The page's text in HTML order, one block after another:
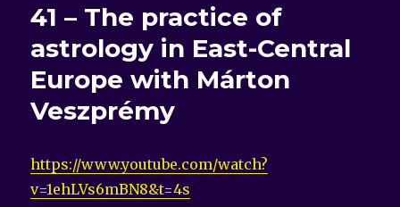
41 – The practice of
astrology in East-Central
Europe with Márton
Veszprémy
https://www.youtube.com/watch?
v=1ehLVs6mBN8&t=4s